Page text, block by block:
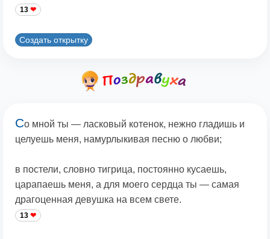
13
Создать открытку
Со мной ты — ласковый котенок, нежно гладишь и
целуешь меня, намурлыкивая песню о любви;
в постели, словно тигрица, постоянно кусаешь,
царапаешь меня, а для моего сердца ты — самая
драгоценная девушка на всем свете.
13